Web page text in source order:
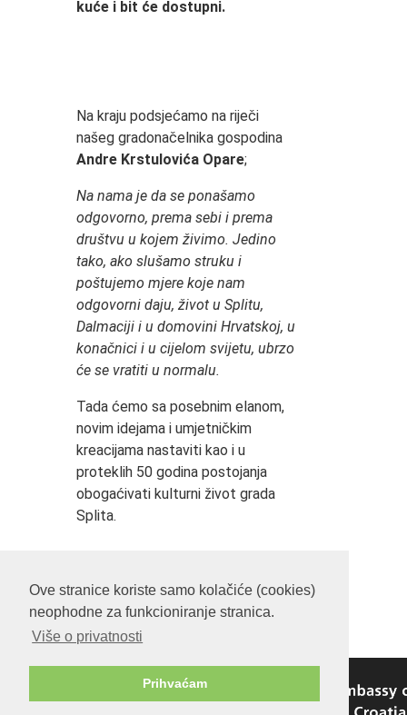
Ove stranice koriste samo kolačiće (cookies)
neophodne za funkcioniranje stranica.
Više o privatnosti
Prihvaćam
kuće i bit će dostupni.
Na kraju podsjećamo na riječi
našeg gradonačelnika gospodina
Andre Krstulovića Opare;
Na nama je da se ponašamo
odgovorno, prema sebi i prema
društvu u kojem živimo. Jedino
tako, ako slušamo struku i
poštujemo mjere koje nam
odgovorni daju, život u Splitu,
Dalmaciji i u domovini Hrvatskoj, u
konačnici i u cijelom svijetu, ubrzo
će se vratiti u normalu.
Tada ćemo sa posebnim elanom,
novim idejama i umjetničkim
kreacijama nastaviti kao i u
proteklih 50 godina postojanja
obogaćivati kulturni život grada
Splita.
Srdačan pozdrav!